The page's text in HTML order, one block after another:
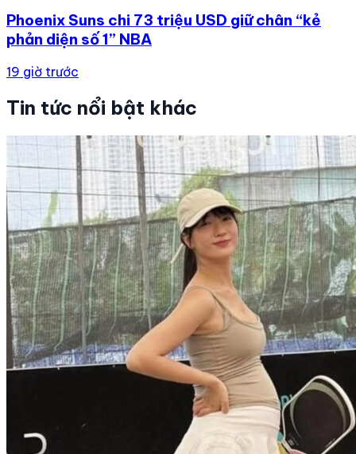
Phoenix Suns chi 73 triệu USD giữ chân “kẻ
phản diện số 1” NBA
19 giờ trước
Tin tức nổi bật khác